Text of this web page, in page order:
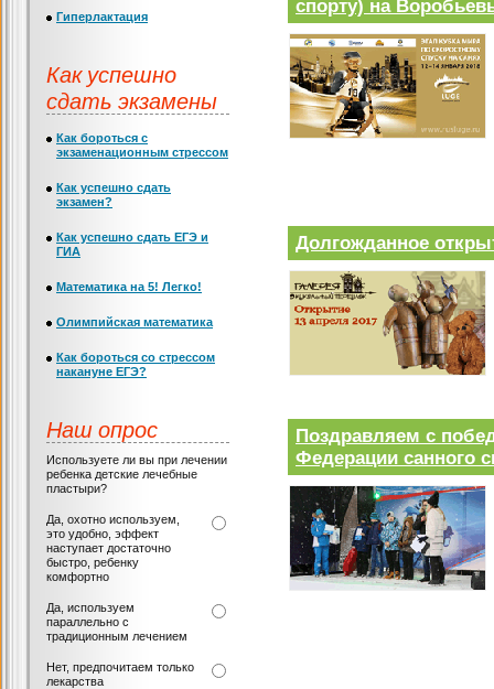
спорту) на
Долгожданное
Поздравляем с
Федерации санного
Гиперлактация
Как успешно
сдать экзамены
Как бороться с
экзаменационным стрессом
Как успешно сдать
экзамен?
Как успешно сдать ЕГЭ и
ГИА
Математика на 5! Легко!
Олимпийская математика
Как бороться со стрессом
накануне ЕГЭ?
Наш опрос
Используете ли вы при лечении
ребенка детские лечебные
пластыри?
Да, охотно используем,
это удобно, эффект
наступает достаточно
быстро, ребенку
комфортно
Да, используем
параллельно с
традиционным лечением
Нет, предпочитаем только
лекарства